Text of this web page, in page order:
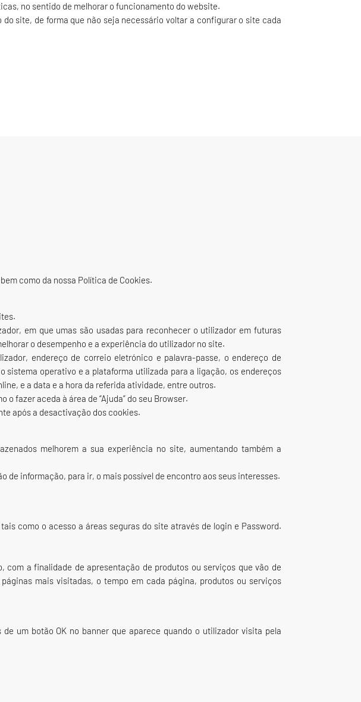
no sentido de melhorar o funcionamento do website.
site, de forma que não seja necessário voltar a configurar o site cada
como da nossa Política de Cookies.
em que umas são usadas para reconhecer o utilizador em futuras
o desempenho e a experiência do utilizador no site.
endereço de correio eletrónico e palavra-passe, o endereço de
operativo e a plataforma utilizada para a ligação, os endereços
e a data e a hora da referida atividade, entre outros.
fazer aceda à área de “Ajuda” do seu Browser.
após a desactivação dos cookies.
melhorem a sua experiência no site, aumentando também a
informação, para ir, o mais possível de encontro aos seus interesses.
como o acesso a áreas seguras do site através de login e Password.
a finalidade de apresentação de produtos ou serviços que vão de
mais visitadas, o tempo em cada página, produtos ou serviços
um botão OK no banner que aparece quando o utilizador visita pela